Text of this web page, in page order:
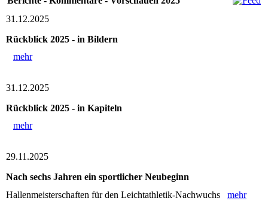
31.12.2025
Rückblick 2025 - in Bildern
mehr
31.12.2025
Rückblick 2025 - in Kapiteln
mehr
29.11.2025
Nach sechs Jahren ein sportlicher Neubeginn
Hallenmeisterschaften für den Leichtathletik-Nachwuchs mehr